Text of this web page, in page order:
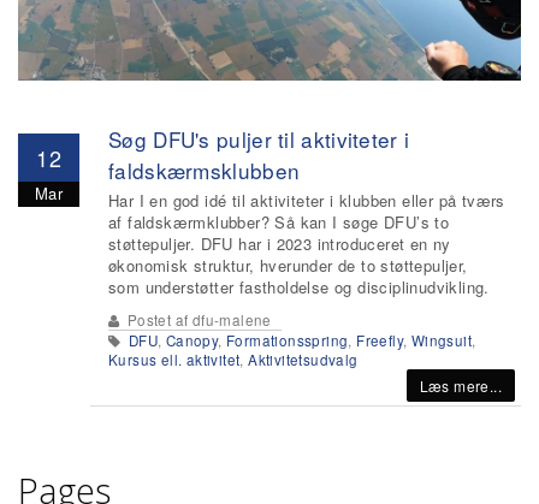
12
Mar
Søg DFU's puljer til aktiviteter i
faldskærmsklubben
Har I en god idé til aktiviteter i klubben eller på tværs
af faldskærmklubber? Så kan I søge DFU’s to
støttepuljer. DFU har i 2023 introduceret en ny
økonomisk struktur, hverunder de to støttepuljer,
som understøtter fastholdelse og disciplinudvikling.
Postet af dfu-malene
DFU, Canopy, Formationsspring, Freefly, Wingsuit,
Kursus ell. aktivitet,Aktivitetsudvalg
Læs mere...
Pages